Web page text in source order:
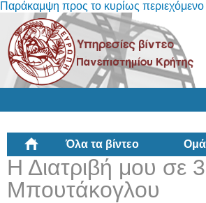
Παράκαμψη προς το κυρίως περιεχόμενο
Όλα τα βίντεο
Η Διατριβή μου σε
Μπουτάκογλου